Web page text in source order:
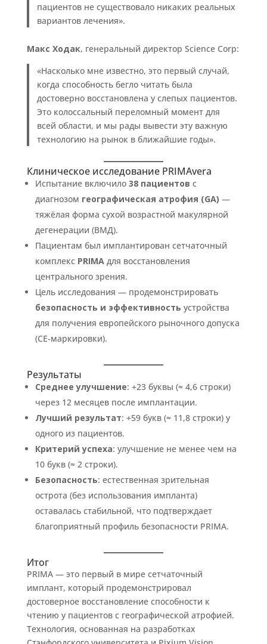
пациентов не существовало никаких реальных
вариантов лечения».
Макс Ходак, генеральный директор Science Corp:
«Насколько мне известно, это первый случай,
когда способность бегло читать была
достоверно восстановлена у слепых пациентов.
Это колоссальный переломный момент для
всей области, и мы рады вывести эту важную
технологию на рынок в ближайшие годы».
Клиническое исследование PRIMAvera
Испытание включило 38 пациентов с
диагнозом географическая атрофия (GA) —
тяжёлая форма сухой возрастной макулярной
дегенерации (ВМД).
Пациентам был имплантирован сетчаточный
комплекс PRIMAдля восстановления
центрального зрения.
Цель исследования — продемонстрировать
безопасность и эффективность устройства
для получения европейского рыночного допуска
(CE-маркировки).
Результаты
Среднее улучшение: +23 буквы (≈ 4,6 строки)
через 12 месяцев после имплантации.
Лучший результат: +59 букв (≈ 11,8 строки) у
одного из пациентов.
Критерий успеха: улучшение не менее чем на
10 букв (≈ 2 строки).
Безопасность: естественная зрительная
острота (без использования импланта)
оставалась стабильной, что подтверждает
благоприятный профиль безопасности PRIMA.
Итог
PRIMA — это первый в мире сетчаточный
имплант, который продемонстрировал
достоверное восстановление способности к
чтению у пациентов с географической атрофией.
Технология, основанная на разработках